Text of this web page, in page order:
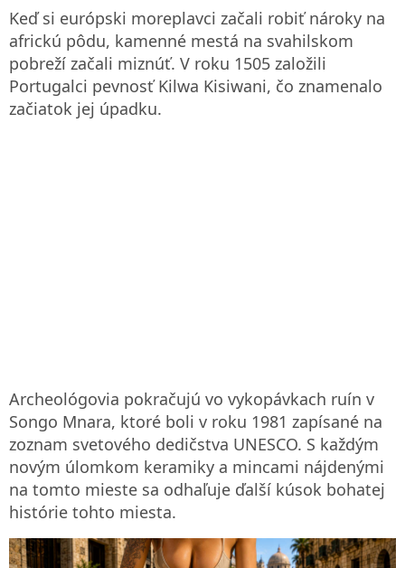
Keď si európski moreplavci začali robiť nároky na
africkú pôdu, kamenné mestá na svahilskom
pobreží začali miznúť. V roku 1505 založili
Portugalci pevnosť Kilwa Kisiwani, čo znamenalo
začiatok jej úpadku.
Archeológovia pokračujú vo vykopávkach ruín v
Songo Mnara, ktoré boli v roku 1981 zapísané na
zoznam svetového dedičstva UNESCO. S každým
novým úlomkom keramiky a mincami nájdenými
na tomto mieste sa odhaľuje ďalší kúsok bohatej
histórie tohto miesta.